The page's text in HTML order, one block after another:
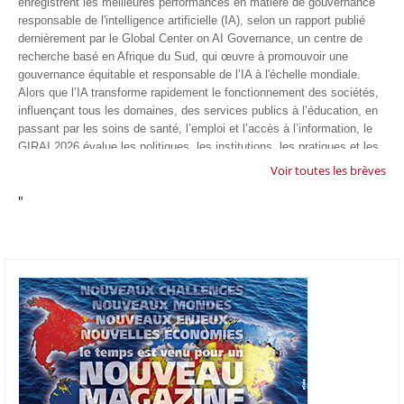
responsable de l'intelligence artificielle (IA), selon un rapport publié
dernièrement par le Global Center on AI Governance, un centre de
recherche basé en Afrique du Sud, qui œuvre à promouvoir une
gouvernance équitable et responsable de l’IA à l'échelle mondiale.
Alors que l’IA transforme rapidement le fonctionnement des sociétés,
influençant tous les domaines, des services publics à l’éducation, en
passant par les soins de santé, l’emploi et l’accès à l’information, le
GIRAI 2026 évalue les politiques, les institutions, les pratiques et les
conditions générales de gouvernance qui favorisent un déploiement
technologie.
appliquée d'Afrique à À Accra, au Ghana. L'annonce a été faite
mercredi 1er juillet lors du premier Google Cloud Summit du groupe
américain, qui a également indiqué avoir dépassé son objectif
d'investir un milliard de dollars sur le continent en cinq ans. Baptisée
Google Africa Applied AI Lab, la structure sera hébergée à l'AI
Community Centre d'Accra. Elle associera des fondateurs de start-up
venus de tout le continent à des chercheurs de Google et leur donnera
Voir toutes les brèves
"